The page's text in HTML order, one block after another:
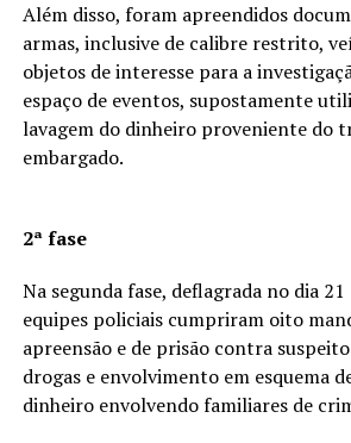
Além disso, foram apreendidos
armas, inclusive de calibre restrito,
objetos de interesse para a
espaço de eventos, supostamente
lavagem do dinheiro proveniente do
embargado.
2ª fase
Na segunda fase, deflagrada no dia
equipes policiais cumpriram oito
apreensão e de prisão contra
drogas e envolvimento em esquema
dinheiro envolvendo familiares de